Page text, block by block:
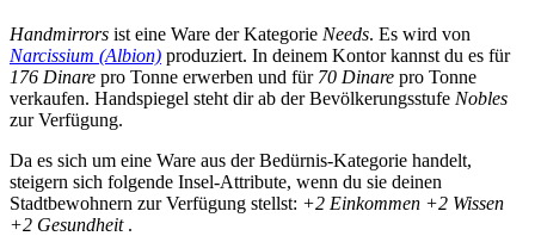
Handmirrors ist eine Ware der Kategorie Needs. Es wird von
Narcissium (Albion) produziert. In deinem Kontor kannst du es für
176 Dinare pro Tonne erwerben und für 70 Dinare pro Tonne
verkaufen. Handspiegel steht dir ab der Bevölkerungsstufe Nobles
zur Verfügung.
Da es sich um eine Ware aus der Bedürnis-Kategorie handelt,
steigern sich folgende Insel-Attribute, wenn du sie deinen
Stadtbewohnern zur Verfügung stellst: +2 Einkommen +2 Wissen
+2 Gesundheit .